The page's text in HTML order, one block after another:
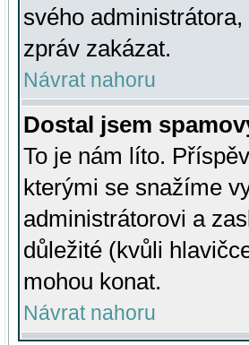
svého
zpráv zakázat.
Návrat nahoru
Dostal jsem
To je nám líto.
kterými se snažíme
administrátorovi a
důležité (kvůli
mohou konat.
Návrat nahoru